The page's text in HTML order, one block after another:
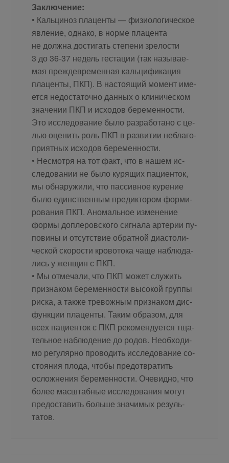
За­клю­чение:
• Каль­ци­ноз пла­цен­ты — физио­ло­ги­че­ское
яв­ле­ние, од­на­ко, в нор­ме пла­цен­та
не долж­на до­сти­гать сте­пе­ни зре­ло­сти
3 до 36-37 недель ге­ста­ции (так на­зы­ва­е­
мая преж­девре­мен­ная каль­ци­фи­ка­ция
пла­цен­ты, ПКП). В на­сто­я­щий мо­мент име­
ет­ся недо­ста­точ­но дан­ных о кли­ни­че­ском
зна­че­нии ПКП и ис­хо­дов бе­ре­мен­но­сти.
Это ис­сле­до­ва­ние бы­ло раз­ра­бо­та­но с це­
лью оце­нить роль ПКП в раз­ви­тии небла­го­
при­ят­ных ис­хо­дов бе­ре­мен­ности.
• Несмот­ря на тот факт, что в на­шем ис­
сле­до­ва­нии не бы­ло ку­ря­щих па­ци­ен­ток,
мы об­на­ру­жи­ли, что пас­сив­ное ку­ре­ние
бы­ло един­ствен­ным пре­дик­то­ром фор­ми­
ро­ва­ния ПКП. Ано­маль­ное из­ме­не­ние
фор­мы до­пле­ров­ско­го сиг­на­ла ар­те­рии пу­
по­ви­ны и от­сут­ствие об­рат­ной диа­сто­ли­
че­ской ско­ро­сти кро­во­то­ка ча­ще на­блю­да­
лись у жен­щин с ПКП.
• Мы от­ме­ча­ли, что ПКП мо­жет слу­жить
при­зна­ком бе­ре­мен­но­сти вы­со­кой груп­пы
рис­ка, а так­же тре­вож­ным при­зна­ком дис­
функ­ции пла­цен­ты. Та­ким об­ра­зом, для
всех па­ци­ен­ток с ПКП ре­ко­мен­ду­ет­ся тща­
тель­ное на­блю­де­ние до ро­дов. Необ­хо­ди­
мо ре­гу­ляр­но про­во­дить ис­сле­до­ва­ние со­
сто­я­ния пло­да, чтобы предот­вра­тить
ослож­не­ния бе­ре­мен­но­сти. Оче­вид­но, что
бо­лее мас­штаб­ные ис­сле­до­ва­ния мо­гут
предо­ста­вить боль­ше зна­чи­мых ре­зуль­
татов.